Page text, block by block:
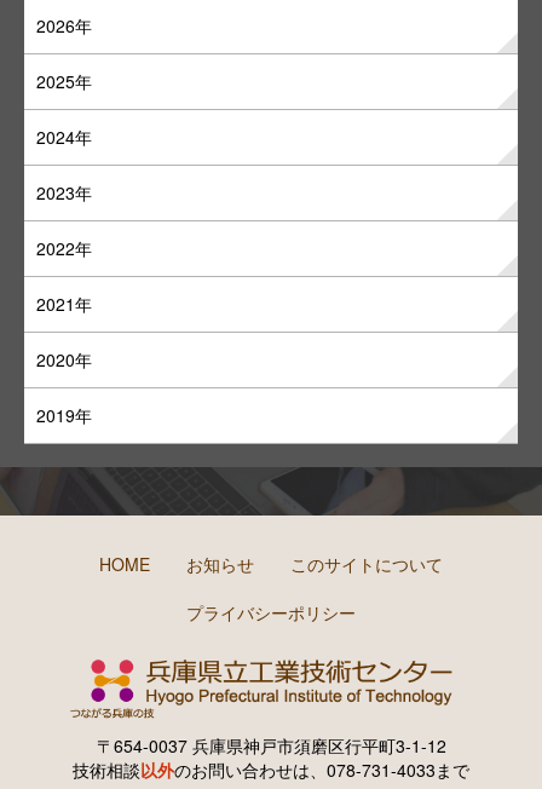
2026年
2025年
2024年
2023年
2022年
2021年
2020年
2019年
HOME お知らせ
このサイトについて
プライバシーポリシー
〒654-0037 兵庫県神戸市須磨区行平町3-1-12
技術相談以外のお問い合わせは、078-731-4033まで